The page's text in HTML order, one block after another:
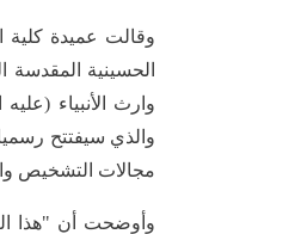
وقالت عميدة
الحسينية
وارث الأنبياء
والذي سيفتتح
مجالات التشخيص
وأوضحت أن "هذا